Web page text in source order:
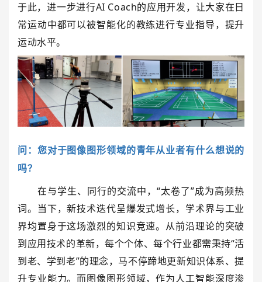
于此，进一步进行AI Coach的应用开发，让大家在日
常运动中都可以被智能化的教练进行专业指导，提升
运动水平。
问：您对于图像图形领域的青年从业者有什么想说的
吗？
在与学生、同行的交流中，“太卷了”成为高频热
词。当下，新技术迭代呈爆发式增长，学术界与工业
界均置身于这场激烈的知识竞速。从前沿理论的突破
到应用技术的革新，每个个体、每个行业都需秉持“活
到老、学到老”的理念，马不停蹄地更新知识体系、提
升专业能力。而图像图形领域，作为人工智能深度渗